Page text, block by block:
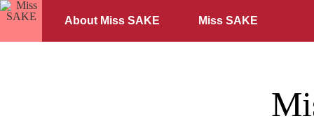
About Miss SAKE Miss SAKE